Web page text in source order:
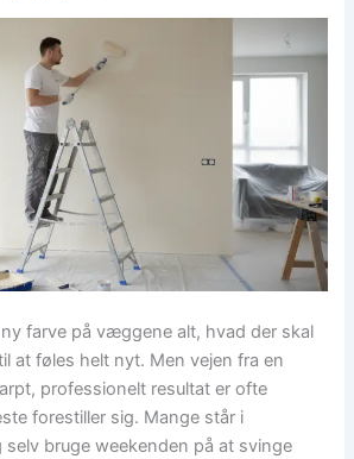
farve på væggene alt, hvad der skal
at føles helt nyt. Men vejen fra en
professionelt resultat er ofte
forestiller sig. Mange står i
selv bruge weekenden på at svinge